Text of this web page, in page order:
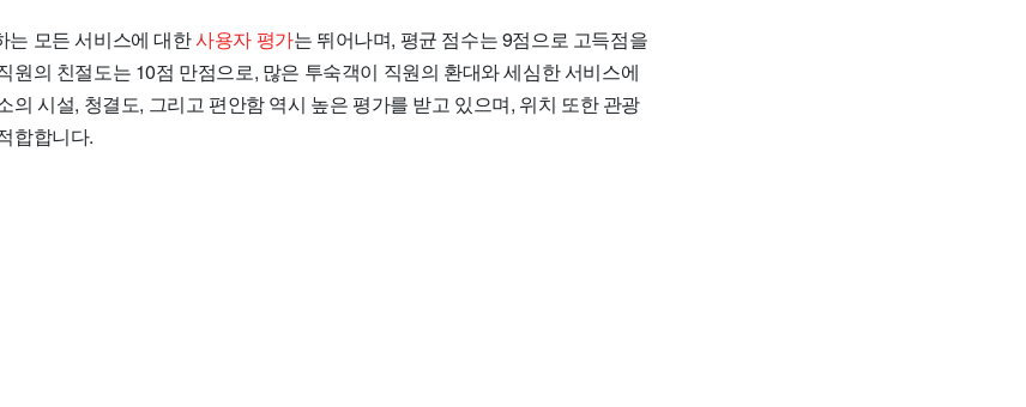
는 모든 서비스에 대한사용자 평가는 뛰어나며, 평균 점수는 9점으로 고득점을
원의 친절도는 10점 만점으로, 많은 투숙객이 직원의 환대와 세심한 서비스에
의 시설, 청결도, 그리고 편안함 역시 높은 평가를 받고 있으며, 위치 또한 관광
합합니다.